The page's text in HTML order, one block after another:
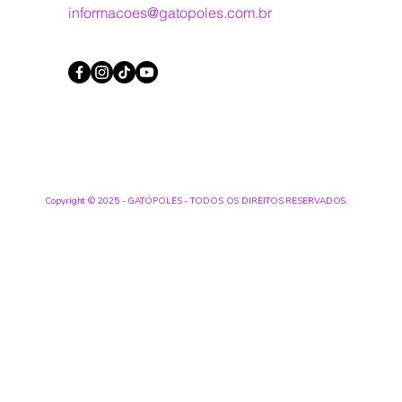
informacoes@gatopoles.com.br
Copyright © 2025 - GATÓPOLES - TODOS OS DIREITOS RESERVADOS.